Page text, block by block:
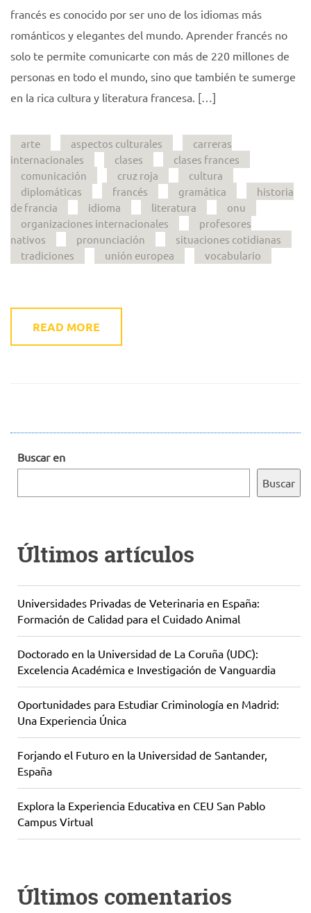
francés es conocido por ser uno de los idiomas más
románticos y elegantes del mundo. Aprender francés no
solo te permite comunicarte con más de 220 millones de
personas en todo el mundo, sino que también te sumerge
en la rica cultura y literatura francesa. […]
arte aspectos culturales
carreras
internacionales
clases
clases frances
comunicación
cruz roja
cultura
diplomáticas
francés gramática
historia
de francia
idioma literatura
onu
organizaciones internacionales
profesores
nativos
pronunciación
situaciones cotidianas
tradiciones
unión europea vocabulario
READ MORE
Buscar en
Buscar
Últimos artículos
Universidades Privadas de Veterinaria en España:
Formación de Calidad para el Cuidado Animal
Doctorado en la Universidad de La Coruña (UDC):
Excelencia Académica e Investigación de Vanguardia
Oportunidades para Estudiar Criminología en Madrid:
Una Experiencia Única
Forjando el Futuro en la Universidad de Santander,
España
Explora la Experiencia Educativa en CEU San Pablo
Campus Virtual
Últimos comentarios